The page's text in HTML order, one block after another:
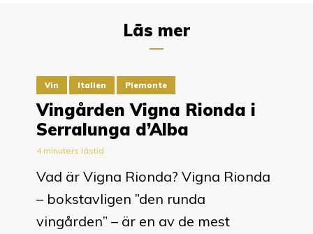
Läs mer
Vin Italien Piemonte
Vingården Vigna Rionda i
Serralunga d’Alba
4 minuters lästid
Vad är Vigna Rionda? Vigna Rionda
– bokstavligen ”den runda
vingården” – är en av de mest